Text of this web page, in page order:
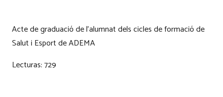
Acte de graduació de l’alumnat dels cicles de formació de
Salut i Esport de ADEMA
Lecturas:729